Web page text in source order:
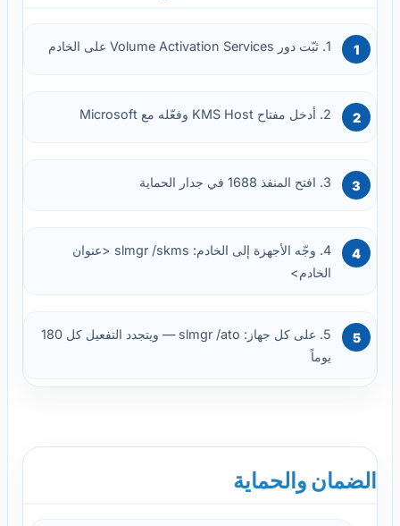
1. ثبّت دور Volume Activation Services على الخادم
2. أدخل مفتاح KMS Host وفعّله مع Microsoft
3. افتح المنفذ 1688 في جدار الحماية
4. وجّه الأجهزة إلى الخادم: slmgr /skms <عنوان
الخادم>
5. على كل جهاز: slmgr /ato — ويتجدد التفعيل كل 180
يوماً
الضمان والحماية